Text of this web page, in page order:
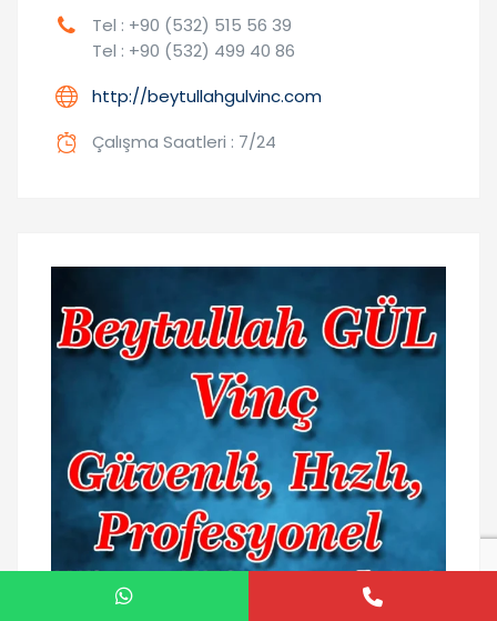
Tel : +90 (532) 515 56 39
Tel : +90 (532) 499 40 86
http://beytullahgulvinc.com
Çalışma Saatleri : 7/24